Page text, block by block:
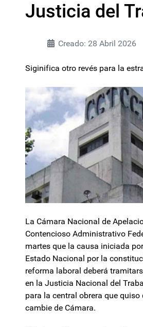
Justicia del
Creado: 28 Abril 2026
Siginifica otro revés para la
La Cámara Nacional de
Contencioso Administrativo
martes que la causa iniciada
Estado Nacional por la
reforma laboral deberá
en la Justicia Nacional del
para la central obrera que quiso
cambie de Cámara.